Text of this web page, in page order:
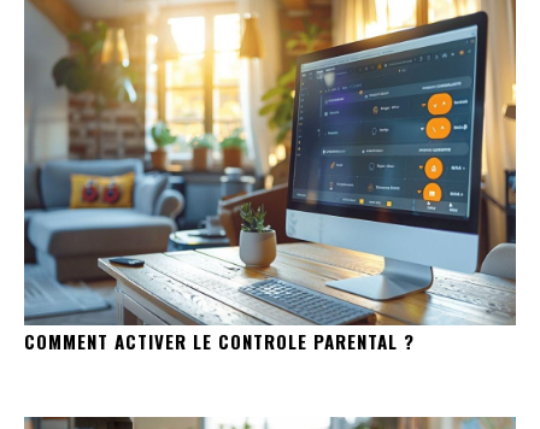
COMMENT ACTIVER LE CONTROLE PARENTAL ?